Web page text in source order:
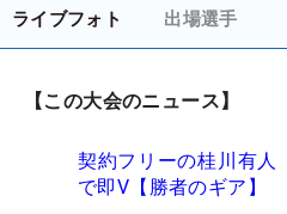
ライブフォト 出場選手
【この大会のニュース】
契約フリーの桂川有
で即V【勝者のギア】